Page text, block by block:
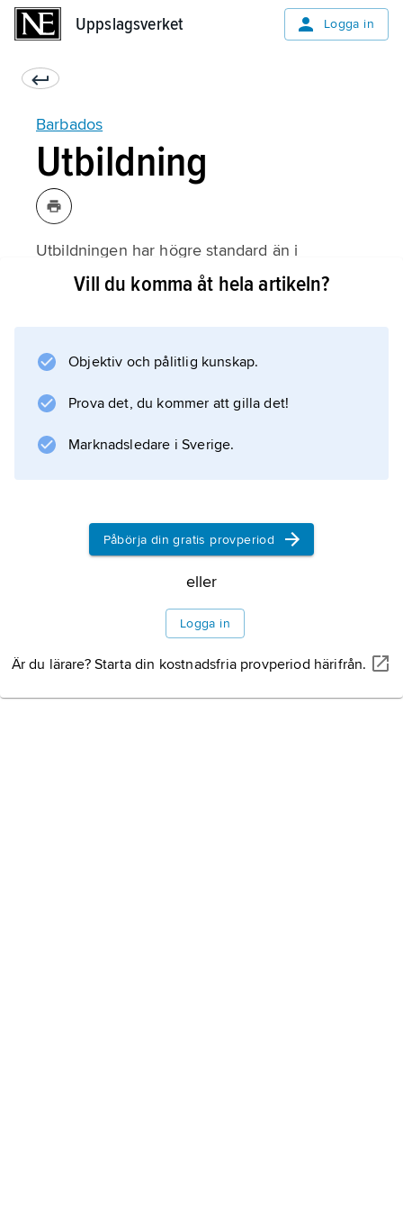
Uppslagsverket Logga in
Barbados
Utbildning
Utbildningen har högre standard än i
grannländerna; 97 % är läskunniga.
landet med ca 1 500 studenter och fakulteter
för humaniora, juridik och naturvetenskap
forskningsinstitut.
Information om artikeln
Vill du komma åt hela artikeln?
Objektiv och pålitlig kunskap.
Prova det, du kommer att gilla det!
Marknadsledare i Sverige.
Påbörja din gratis provperiod
eller
Logga in
Är du lärare? Starta din kostnadsfria provperiod härifrån.